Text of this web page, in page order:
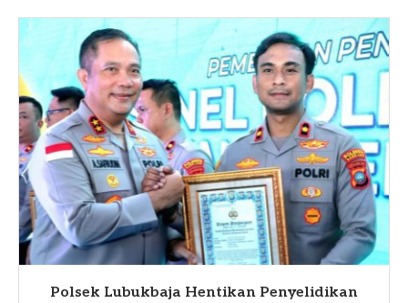
Polsek Lubukbaja Hentikan Penyelidikan